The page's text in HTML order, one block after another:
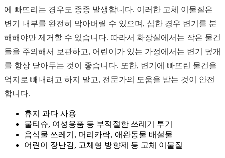
에 빠뜨리는 경우도 종종 발생합니다. 이러한 고체 이물질은
변기 내부를 완전히 막아버릴 수 있으며, 심한 경우 변기를 분
해해야만 제거할 수 있습니다. 따라서 화장실에서는 작은 물건
들을 주의해서 보관하고, 어린이가 있는 가정에서는 변기 덮개
를 항상 닫아두는 것이 좋습니다. 또한, 변기에 빠뜨린 물건을
억지로 빼내려고 하지 말고, 전문가의 도움을 받는 것이 안전
합니다.
휴지 과다 사용
물티슈, 여성용품 등 부적절한 쓰레기 투기
음식물 쓰레기, 머리카락, 애완동물 배설물
어린이 장난감, 고체형 방향제 등 고체 이물질